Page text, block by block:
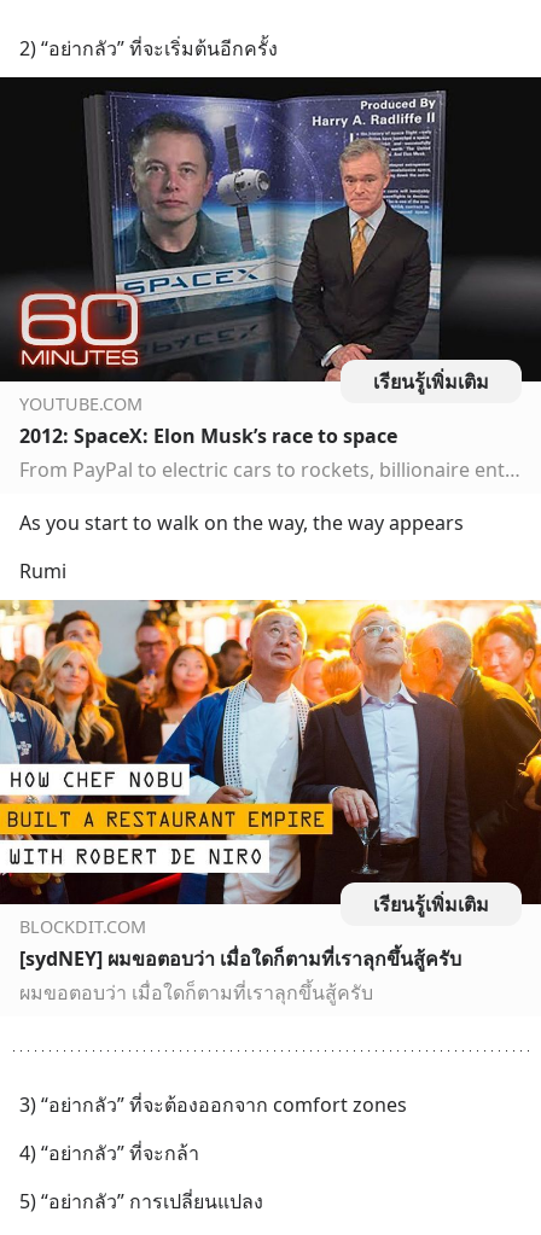
2) “อย่ากลัว” ที่จะเริ่มต้นอีกครั้ง
เรียนรู้เพิ่มเติม
YOUTUBE.COM
2012: SpaceX: Elon Musk’s race to space
From PayPal to electric cars to rockets, billionaire entrepreneur Elon Musk wants his company, SpaceX, to build America’s next manned spacecraftSubscribe to ...
As you start to walk on the way, the way appears
Rumi
เรียนรู้เพิ่มเติม
BLOCKDIT.COM
[sydNEY] ผมขอตอบว่า เมื่อใดก็ตามที่เราลุกขึ้นสู้ครับ
ผมขอตอบว่า เมื่อใดก็ตามที่เราลุกขึ้นสู้ครับ
3) “อย่ากลัว” ที่จะต้องออกจาก comfort zones
4) “อย่ากลัว” ที่จะกล้า
5) “อย่ากลัว” การเปลี่ยนแปลง